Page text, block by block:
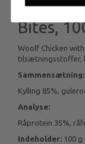
Woolf
Bites,
Woolf Chicken
tilsætningsstoffer,
Sammensætning:
Kylling 85%,
Analyse:
Råprotein 35%,
Indeholder: 100 g